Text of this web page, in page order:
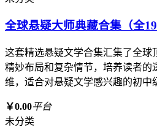
全球悬疑大师典藏合集（全19
这套精选悬疑文学合集汇集了全球
精妙布局和复杂情节，培养读者的
维，适合对悬疑文学感兴趣的初中
￥0.00平台
未分类